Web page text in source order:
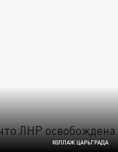
КОЛЛАЖ ЦАРЬГРАДА